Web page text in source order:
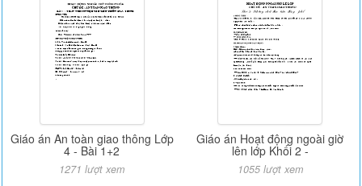
Giáo án An toàn giao thông Lớp
4 - Bài 1+2
1271 lượt xem
Giáo án Hoạt động ngoài giờ
lên lớp Khối 2 -
1055 lượt xem